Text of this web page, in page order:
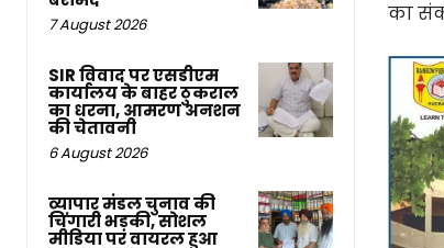
7 August 2026
SIR विवाद पर एसडीएम
कार्यालय के बाहर ठुकराल
का धरना, आमरण अनशन
की चेतावनी
6 August 2026
व्यापार मंडल चुनाव की
चिंगारी भड़की, सोशल
मीडिया पर वायरल हुआ
का